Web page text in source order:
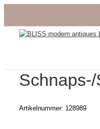
springen
Artikelnummer: 128989